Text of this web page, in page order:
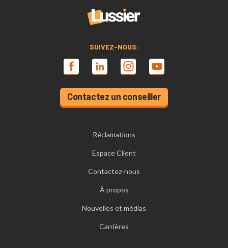
SUIVEZ-NOUS:
Contactez un conseiller
Réclamations
Espace Client
Contactez-nous
À propos
Nouvelles et médias
Carrières